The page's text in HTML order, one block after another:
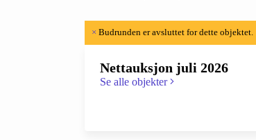
× Budrunden er avsluttet for dette objektet.
Nettauksjon juli 2026
Se alle objekter